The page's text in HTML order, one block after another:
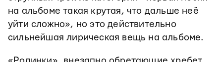
на альбоме такая крутая, что дальше неё
уйти сложно», но это действительно
сильнейшая лирическая вещь на альбоме.